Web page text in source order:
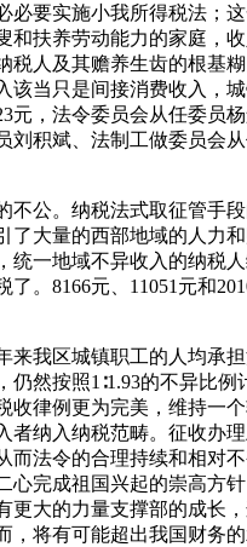
必要实施小我所得税法；
和扶养劳动能力的家庭，
税人及其赡养生齿的根基
该当只是间接消费收入，
元，法令委员会从任委员
刘积斌、法制工做委员会
公。纳税法式取征管手段
了大量的西部地域的人力
统一地域不异收入的纳税
了。8166元、11051元和
我区城镇职工的人均承担
仍然按照1∶1.93的不异比例
收律例更为完美，维持一
者纳入纳税范畴。征收办
而法令的合理持续和相对
心完成祖国兴起的崇高方
更大的力量支撑部的成长
，将有可能超出我国财务